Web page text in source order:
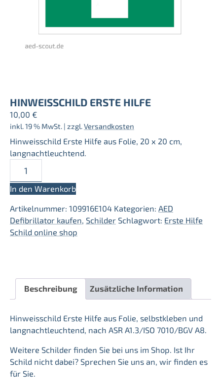
HINWEISSCHILD ERSTE HILFE
10,00 €
inkl. 19 % MwSt. | zzgl.Versandkosten
Hinweisschild Erste Hilfe aus Folie, 20 x 20 cm,
langnachtleuchtend.
Erste
Hilfe
In den Warenkorb
Artikelnummer: 109916E104 Kategorien: AED
Defibrillator kaufen, Schilder Schlagwort: Erste Hilfe
Schild online shop
Beschreibung Zusätzliche Information
Hinweisschild Erste Hilfe aus Folie, selbstkleben und
langnachtleuchtend, nach ASR A1.3/ISO 7010/BGV A8.
Weitere Schilder finden Sie bei uns im Shop. Ist Ihr
Schild nicht dabei? Sprechen Sie uns an, wir finden es
für Sie.